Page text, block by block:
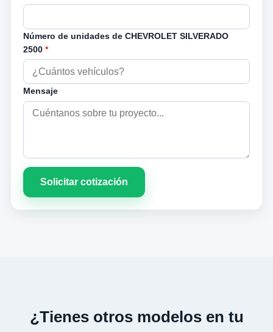
Número de unidades de CHEVROLET SILVERADO
2500 *
Mensaje
Solicitar cotización
¿Tienes otros modelos en tu